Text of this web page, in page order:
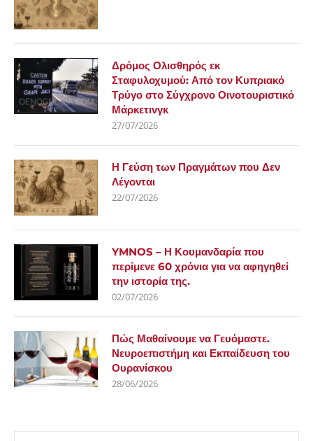
Δρόμος Ολισθηρός εκ
Σταφυλοχυμού: Από τον Κυπριακό
Τρύγο στο Σύγχρονο Οινοτουριστικό
Μάρκετινγκ
27/07/2026
Η Γεύση των Πραγμάτων που Δεν
Λέγονται
22/07/2026
YMNOS – Η Κουμανδαρία που
περίμενε 60 χρόνια για να αφηγηθεί
την ιστορία της.
02/07/2026
Πώς Μαθαίνουμε να Γευόμαστε.
Νευροεπιστήμη και Εκπαίδευση του
Ουρανίσκου
28/06/2026